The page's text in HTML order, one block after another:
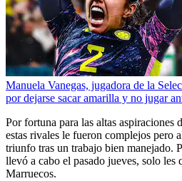
Manuela Vanegas, jugadora de la
por dejarse sacar amarilla y no jugar
Por fortuna para las altas aspiraciones
estas rivales le fueron complejos pero
triunfo tras un trabajo bien manejado.
llevó a cabo el pasado jueves, solo les
Marruecos.